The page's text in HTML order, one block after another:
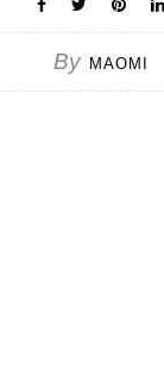
By MAOMI